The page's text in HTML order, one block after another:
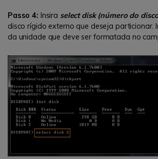
Passo 4: Insira select disk (número do
disco rígido externo que deseja particionar.
da unidade que deve ser formatada no